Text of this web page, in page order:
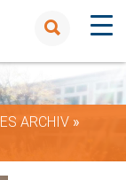
ARCHIV»